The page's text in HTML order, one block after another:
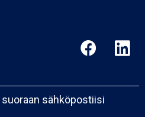
sähköpostiisi